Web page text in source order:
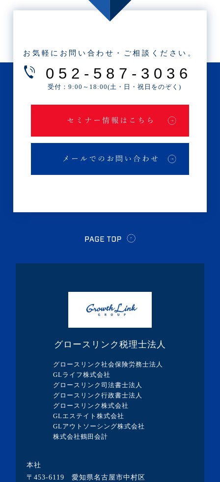
・2025年4月(1記事)
・2025年2月(3記事)
・2025年1月(1記事)
・2024年11月(2記事)
・2023年9月(5記事)
・2023年8月(13記事)
・2023年7月(9記事)
・2023年6月(1記事)
・2023年5月(3記事)
・2023年4月(4記事)
・2023年2月(2記事)
お気軽にお問い合わせ・ご相談ください。
052-587-3036
受付：9:00～18:00(土・日・祝日をのぞく)
グロースリンク税理士法人
グロースリンク社会保険労務士法人
GLライフ株式会社
グロースリンク司法書士法人
グロースリンク行政書士法人
グロースリンク株式会社
GLエステイト株式会社
GLアウトソーシング株式会社
株式会社鶴田会計
本社
〒453-6119 愛知県名古屋市中村区